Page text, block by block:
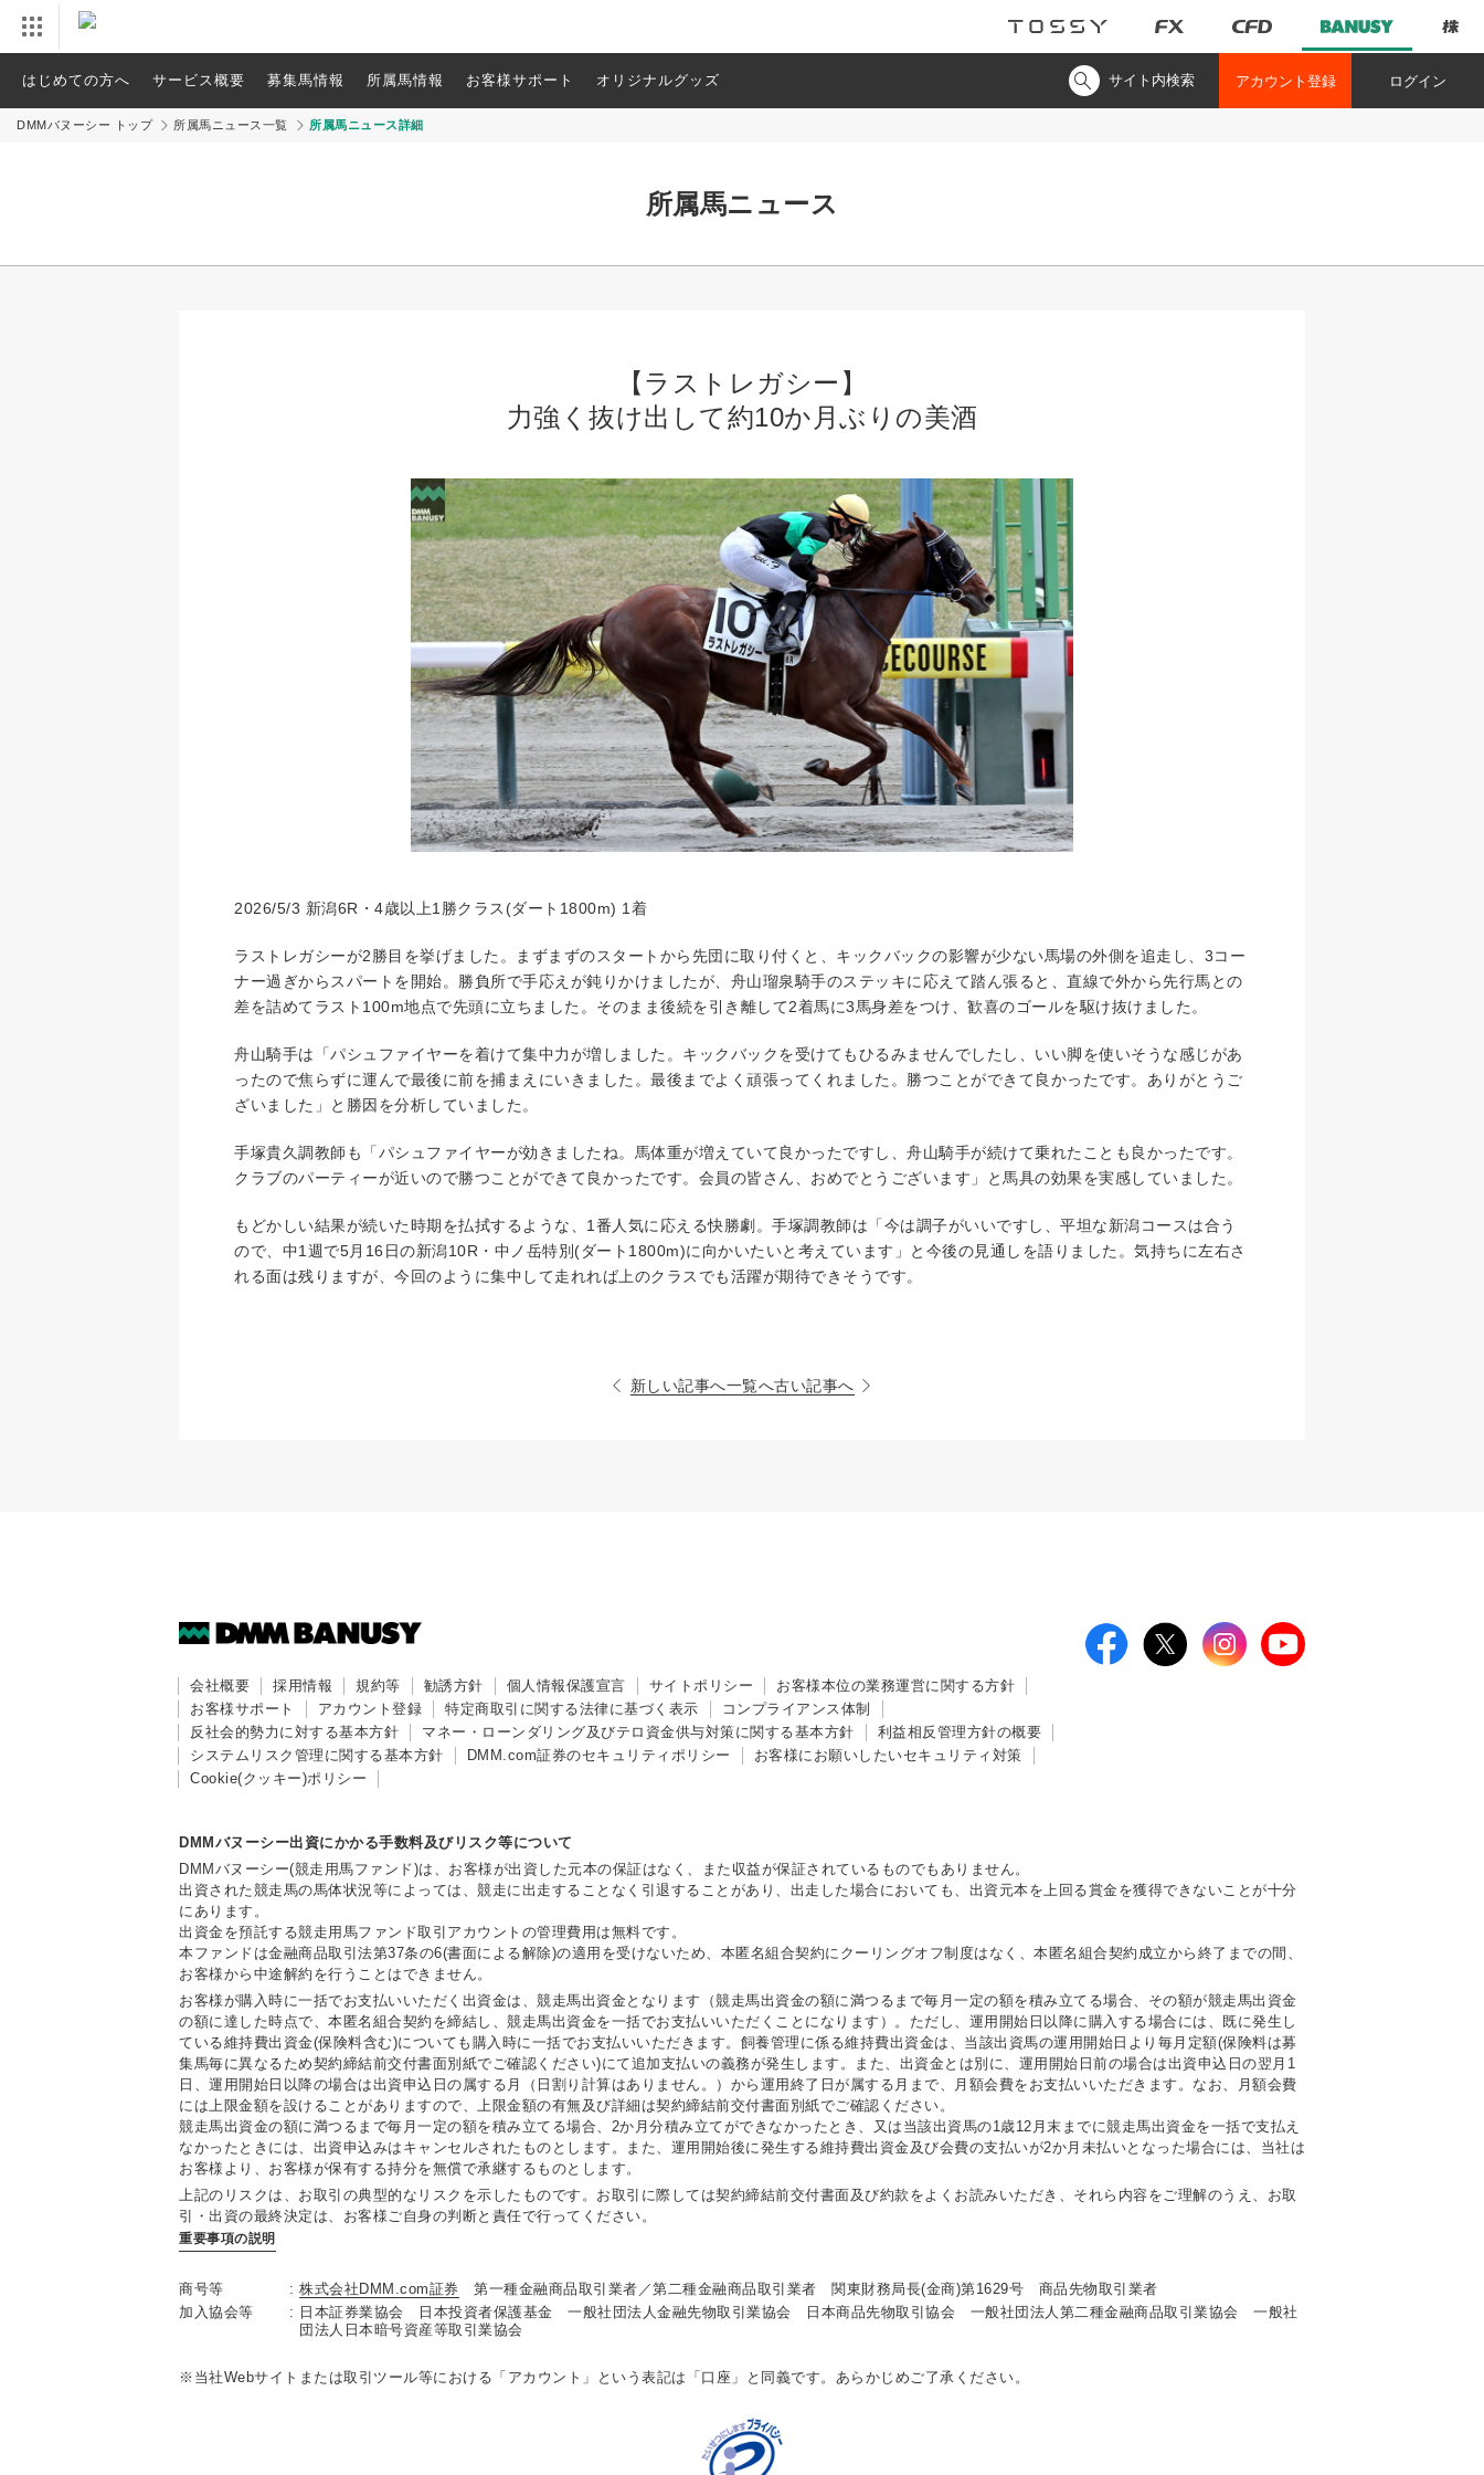
はじめての方へ サービス概要 募集馬情報 所属馬情報 お客様サポート オリジナルグッズ サイト内検索 アカウント登録 ログイン
DMMバヌーシー トップ 所属馬ニュース一覧 所属馬ニュース詳細
所属馬ニュース
【ラストレガシー】
力強く抜け出して約10か月ぶりの美酒
2026/5/3 新潟6R・4歳以上1勝クラス(ダート1800m) 1着
ラストレガシーが2勝目を挙げました。まずまずのスタートから先団に取り付くと、キックバックの影響が少ない馬場の外側を追走し、3コー
ナー過ぎからスパートを開始。勝負所で手応えが鈍りかけましたが、舟山瑠泉騎手のステッキに応えて踏ん張ると、直線で外から先行馬との
差を詰めてラスト100m地点で先頭に立ちました。そのまま後続を引き離して2着馬に3馬身差をつけ、歓喜のゴールを駆け抜けました。
舟山騎手は「パシュファイヤーを着けて集中力が増しました。キックバックを受けてもひるみませんでしたし、いい脚を使いそうな感じがあ
ったので焦らずに運んで最後に前を捕まえにいきました。最後までよく頑張ってくれました。勝つことができて良かったです。ありがとうご
ざいました」と勝因を分析していました。
手塚貴久調教師も「パシュファイヤーが効きましたね。馬体重が増えていて良かったですし、舟山騎手が続けて乗れたことも良かったです。
クラブのパーティーが近いので勝つことができて良かったです。会員の皆さん、おめでとうございます」と馬具の効果を実感していました。
もどかしい結果が続いた時期を払拭するような、1番人気に応える快勝劇。手塚調教師は「今は調子がいいですし、平坦な新潟コースは合う
ので、中1週で5月16日の新潟10R・中ノ岳特別(ダート1800m)に向かいたいと考えています」と今後の見通しを語りました。気持ちに左右さ
れる面は残りますが、今回のように集中して走れれば上のクラスでも活躍が期待できそうです。
新しい記事へ一覧へ古い記事へ
会社概要 採用情報 規約等 勧誘方針 個人情報保護宣言 サイトポリシー
お客様本位の業務運営に関する方針
お客様サポート
アカウント登録 特定商取引に関する法律に基づく表示
コンプライアンス体制
反社会的勢力に対する基本方針
マネー・ローンダリング及びテロ資金供与対策に関する基本方針
利益相反管理方針の概要
システムリスク管理に関する基本方針
DMM.com証券のセキュリティポリシー
お客様にお願いしたいセキュリティ対策
Cookie(クッキー)ポリシー
DMMバヌーシー出資にかかる手数料及びリスク等について
DMMバヌーシー(競走用馬ファンド)は、お客様が出資した元本の保証はなく、また収益が保証されているものでもありません。
出資された競走馬の馬体状況等によっては、競走に出走することなく引退することがあり、出走した場合においても、出資元本を上回る賞金を獲得できないことが十分
にあります。
出資金を預託する競走用馬ファンド取引アカウントの管理費用は無料です。
本ファンドは金融商品取引法第37条の6(書面による解除)の適用を受けないため、本匿名組合契約にクーリングオフ制度はなく、本匿名組合契約成立から終了までの間、
お客様から中途解約を行うことはできません。
お客様が購入時に一括でお支払いいただく出資金は、競走馬出資金となります（競走馬出資金の額に満つるまで毎月一定の額を積み立てる場合、その額が競走馬出資金
の額に達した時点で、本匿名組合契約を締結し、競走馬出資金を一括でお支払いいただくことになります）。ただし、運用開始日以降に購入する場合には、既に発生し
ている維持費出資金(保険料含む)についても購入時に一括でお支払いいただきます。飼養管理に係る維持費出資金は、当該出資馬の運用開始日より毎月定額(保険料は募
集馬毎に異なるため契約締結前交付書面別紙でご確認ください)にて追加支払いの義務が発生します。また、出資金とは別に、運用開始日前の場合は出資申込日の翌月1
日、運用開始日以降の場合は出資申込日の属する月（日割り計算はありません。）から運用終了日が属する月まで、月額会費をお支払いいただきます。なお、月額会費
には上限金額を設けることがありますので、上限金額の有無及び詳細は契約締結前交付書面別紙でご確認ください。
競走馬出資金の額に満つるまで毎月一定の額を積み立てる場合、2か月分積み立てができなかったとき、又は当該出資馬の1歳12月末までに競走馬出資金を一括で支払え
なかったときには、出資申込みはキャンセルされたものとします。また、運用開始後に発生する維持費出資金及び会費の支払いが2か月未払いとなった場合には、当社は
お客様より、お客様が保有する持分を無償で承継するものとします。
上記のリスクは、お取引の典型的なリスクを示したものです。お取引に際しては契約締結前交付書面及び約款をよくお読みいただき、それら内容をご理解のうえ、お取
引・出資の最終決定は、お客様ご自身の判断と責任で行ってください。
重要事項の説明
商号等 株式会社DMM.com証券
第一種金融商品取引業者／第二種金融商品取引業者 関東財務局長(金商)第1629号 商品先物取引業者
加入協会等
日本証券業協会 日本投資者保護基金 一般社団法人金融先物取引業協会 日本商品先物取引協会 一般社団法人第二種金融商品取引業協会 一般社
団法人日本暗号資産等取引業協会
当社Webサイトまたは取引ツール等における「アカウント」という表記は「口座」と同義です。あらかじめご了承ください。